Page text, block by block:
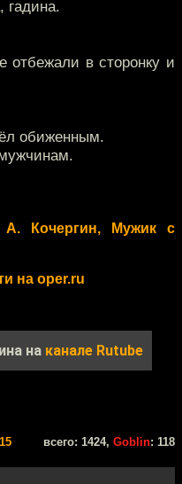
гадина.
отбежали в сторонку и
обиженным.
А. Кочергин, Мужик с
на oper.ru
на канале Rutube
15 всего: 1424, Goblin: 118